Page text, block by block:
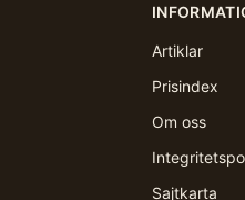
Artiklar
Prisindex
Om oss
Sajtkarta